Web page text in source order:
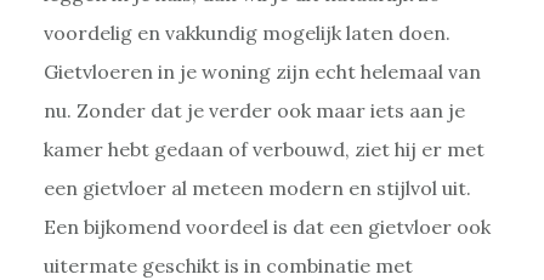
voordelig en vakkundig mogelijk laten doen.
Gietvloeren in je woning zijn echt helemaal van
nu. Zonder dat je verder ook maar iets aan je
kamer hebt gedaan of verbouwd, ziet hij er met
een gietvloer al meteen modern en stijlvol uit.
Een bijkomend voordeel is dat een gietvloer ook
uitermate geschikt is in combinatie met